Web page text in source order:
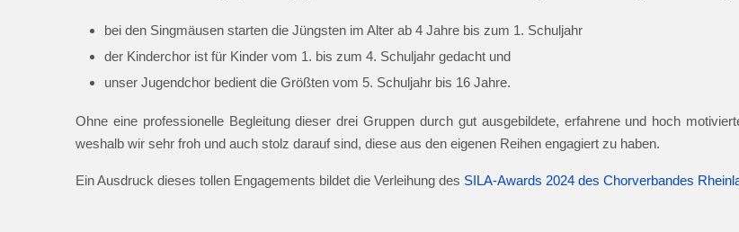
bei den Singmäusen starten die Jüngsten im Alter ab 4 Jahre bis zum 1. Schuljahr
der Kinderchor ist für Kinder vom 1. bis zum 4. Schuljahr gedacht und
unser Jugendchor bedient die Größten vom 5. Schuljahr bis 16 Jahre.
Ohne eine professionelle Begleitung dieser drei Gruppen durch gut ausgebildete, erfahrene und hoch
weshalb wir sehr froh und auch stolz darauf sind, diese aus den eigenen Reihen engagiert zu haben.
Ein Ausdruck dieses tollen Engagements bildet die Verleihung des SILA-Awards 2024 des Chorverbandes